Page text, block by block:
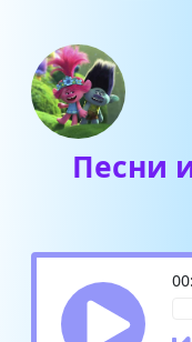
Песни